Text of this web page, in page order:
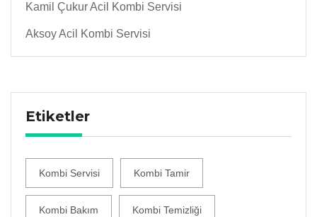
Kamil Çukur Acil Kombi Servisi
Aksoy Acil Kombi Servisi
Etiketler
Kombi Servisi Kombi Tamir
Kombi Bakım Kombi Temizliği